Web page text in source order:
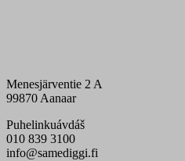
Menesjärventie 2 A
99870 Aanaar
Puhelinkuávdáš
010 839 3100
info@samediggi.fi